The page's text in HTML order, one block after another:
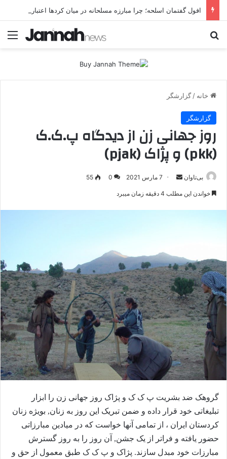
خانه / گزارشگر
گزارشگر
روز جهانی زن از دیدگاه پ.ک.ک
(pkk) و پژاک (pjak)
بی‌تاوان
ر
م
ی
ل
7 مارس 2021 0
55
خواندن این مطلب 4 دقیقه زمان میبرد
گروهک ضد بشریت پ ک ک و پژاک روز جهانی زن را ابزار
تبلیغاتی خود قرار داده و ضمن تبریک این روز به زنان, بویژه زنان
کردستان ایران ، از تمامی آنها خواست که در میادین مبارزاتی
حضور یافته و فراتر از یک جشن, آن روز را به روز گسترش
مبارزات خود مبدل سازند. پژاک و پ ک ک طبق معمول از حق و